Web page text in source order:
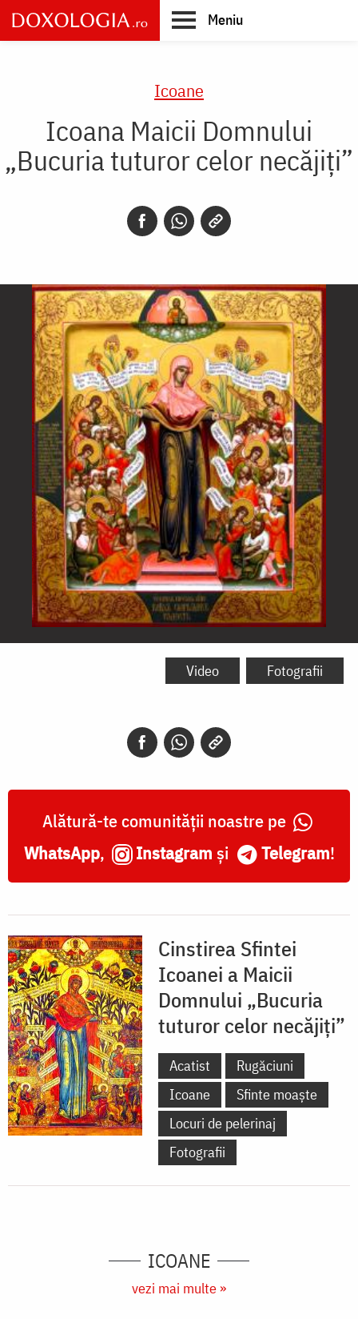
Skip
to
main
Meniu
Icoane
Icoana Maicii Domnului
„Bucuria tuturor celor necăjiți”
Icoana
necăjiți”
Video Fotografii
Alătură-te comunității noastre pe
WhatsApp, Instagram și Telegram!
Cinstirea Sfintei
Icoanei a Maicii
Domnului „Bucuria
tuturor celor necăjiți”
Acatist
Rugăciuni
Icoane
Sfinte moaște
Locuri de pelerinaj
Fotografii
ICOANE
vezi mai multe »